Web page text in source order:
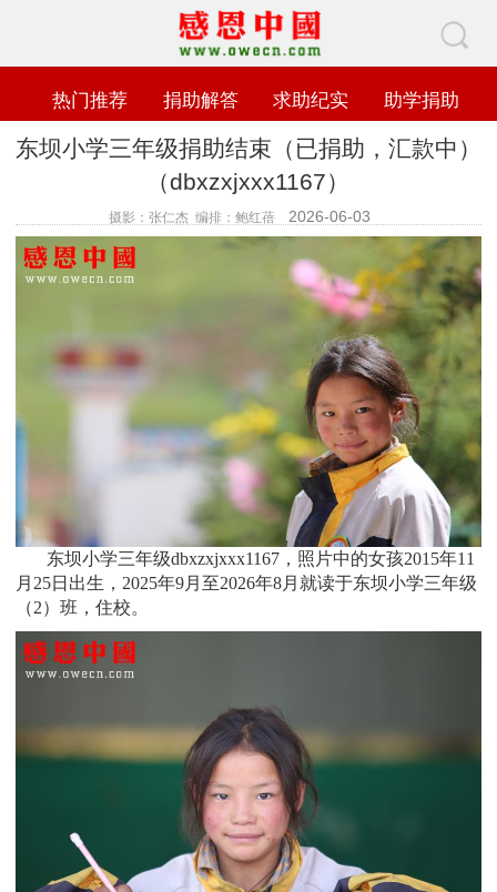
热门推荐 捐助解答 求助纪实 助学捐助
东坝小学三年级捐助结束（已捐助，汇款中）
（dbxzxjxxx1167）
摄影：张仁杰 编排：鲍红蓓 2026-06-03
查看数
东坝小学三年级dbxzxjxxx1167，照片中的女孩2015年11
月25日 出生， 2025年9月至2026年8月就读于东坝小学三年级
（2）班 ，住校。